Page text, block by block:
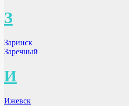
З
Заринск
Заречный
И
Ижевск